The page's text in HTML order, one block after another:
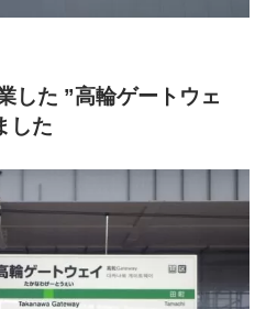
した ”高輪ゲートウェ
した